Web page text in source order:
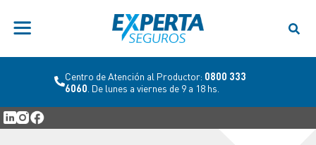
Centro de Atención al Productor: 0800 333
6060 . De lunes a viernes de 9 a 18 hs.